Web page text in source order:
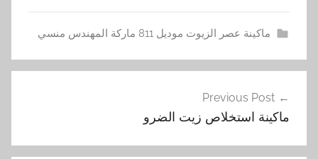
ماكينة عصر الزيوت موديل 811 ماركة المهندس منسي
ا
خ
ل
المقالات
Previous Post
ماكينة استخلاص زيت الضرو